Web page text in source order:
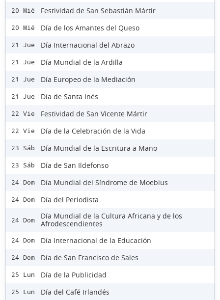
20 Mié Festividad de San Sebastián Mártir
20 Mié Día de los Amantes del Queso
21 Jue Día Internacional del Abrazo
21 Jue Día Mundial de la Ardilla
21 Jue Día Europeo de la Mediación
21 Jue Día de Santa Inés
22 Vie Festividad de San Vicente Mártir
22 Vie Día de la Celebración de la Vida
23 Sáb Día Mundial de la Escritura a Mano
23 Sáb Día de San Ildefonso
24 Dom Día Mundial del Síndrome de Moebius
24 Dom Día del Periodista
24 Dom
Día Mundial de la Cultura Africana y de los
Afrodescendientes
24 Dom Día Internacional de la Educación
24 Dom Día de San Francisco de Sales
25 Lun Día de la Publicidad
25 Lun Día del Café Irlandés